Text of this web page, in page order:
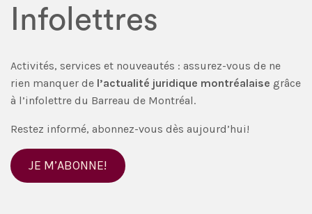
Infolettres
Activités, services et nouveautés : assurez-vous de ne
rien manquer de l’actualité juridique montréalaise grâce
à l’infolettre du Barreau de Montréal.
Restez informé, abonnez-vous dès aujourd’hui!
JE M’ABONNE!